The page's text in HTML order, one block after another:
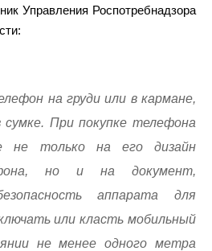
Управления Роспотребнадзора
на груди или в кармане,
При покупке телефона
не только на его дизайн
но и на документ,
аппарата для
или класть мобильный
не менее одного метра